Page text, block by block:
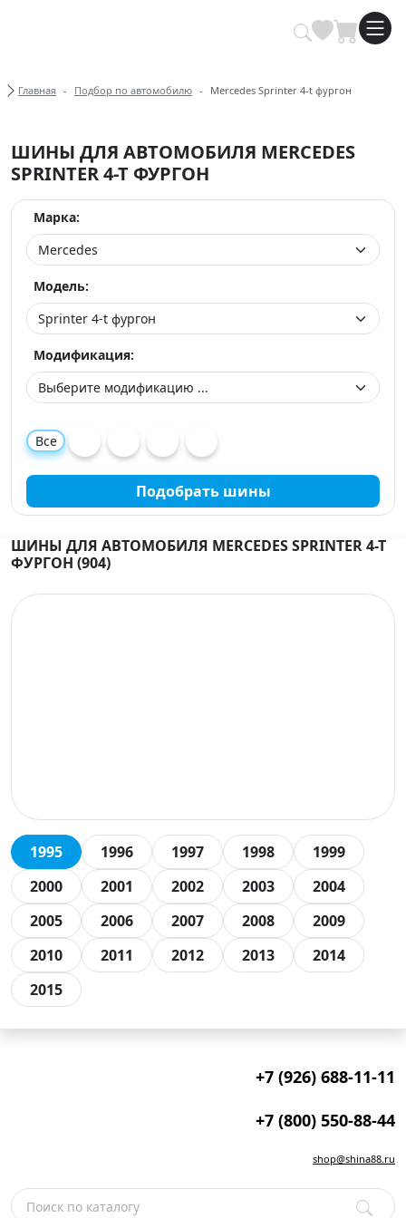
Купить автомобильные шины
Хлебные крошки
Главная Подбор по автомобилю Mercedes Sprinter 4-t фургон
ШИНЫ ДЛЯ АВТОМОБИЛЯ MERCEDES
SPRINTER 4-T ФУРГОН
Марка:
Модель:
Модификация:
Все
Подобрать шины
ШИНЫ ДЛЯ АВТОМОБИЛЯ MERCEDES SPRINTER 4-T
ФУРГОН (904)
1995 1996 1997 1998
1999
2000
2001 2002 2003
2004
2005
2006 2007 2008
2009
2010
2011 2012 2013
2014
2015
+7 (926) 688-11-11
+7 (800) 550-88-44
shop@shina88.ru